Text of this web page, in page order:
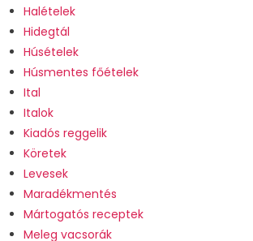
Halételek
Hidegtál
Húsételek
Húsmentes főételek
Ital
Italok
Kiadós reggelik
Köretek
Levesek
Maradékmentés
Mártogatós receptek
Meleg vacsorák